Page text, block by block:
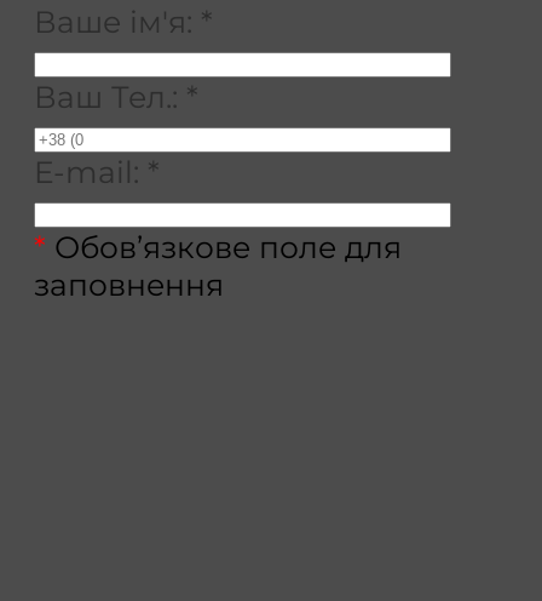
Ваше ім'я: *
Ваш Тел.: *
E-mail: *
* Обов’язкове поле для
заповнення